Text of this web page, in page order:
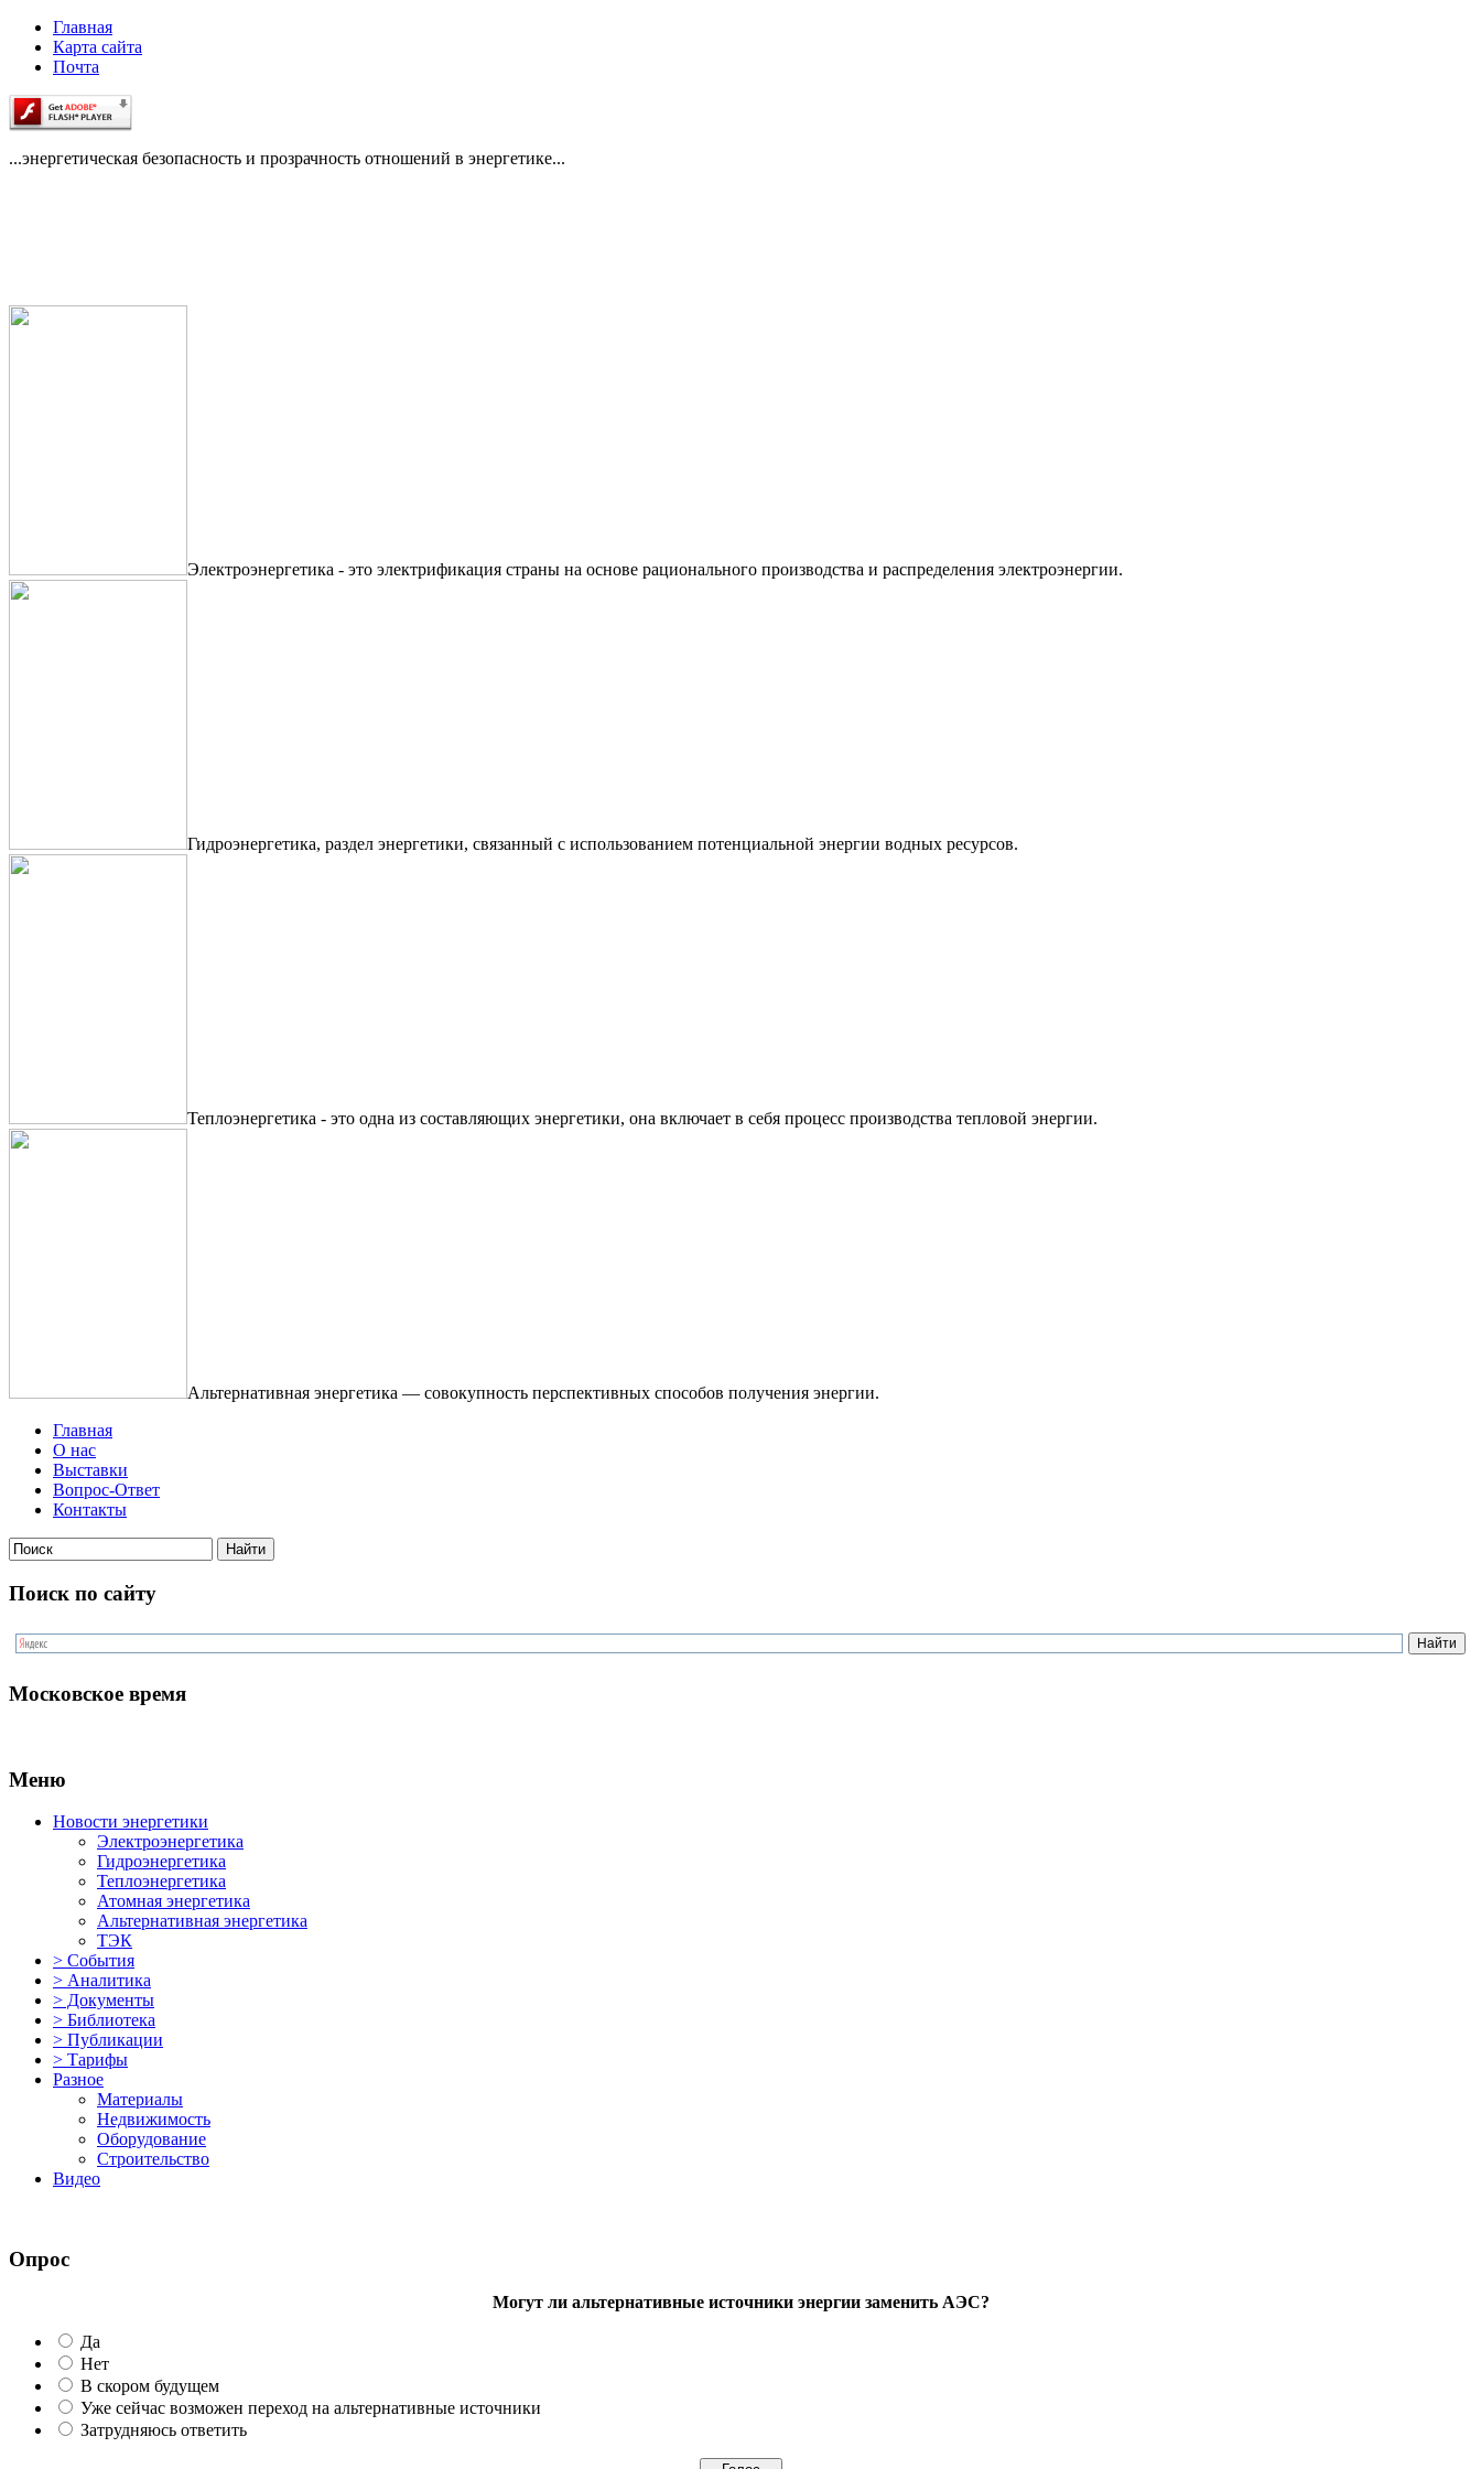
Главная
Карта сайта
Почта
...энергетическая безопасность и прозрачность отношений в энергетике...
Электроэнергетика - это электрификация страны на основе рационального производства и распределения электроэнергии.
Гидроэнергетика, раздел энергетики, связанный с использованием потенциальной энергии водных ресурсов.
Теплоэнергетика - это одна из составляющих энергетики, она включает в себя процесс производства тепловой энергии.
Альтернативная энергетика — совокупность перспективных способов получения энергии.
Главная
О нас
Выставки
Вопрос-Ответ
Контакты
Поиск по сайту
Московское время
Меню
Новости энергетики
Электроэнергетика
Гидроэнергетика
Теплоэнергетика
Атомная энергетика
Альтернативная энергетика
ТЭК
> События
> Аналитика
> Документы
> Библиотека
> Публикации
> Тарифы
Разное
Материалы
Недвижимость
Оборудование
Строительство
Видео
Опрос
Могут ли альтернативные источники энергии заменить АЭС?
Да
Нет
В скором будущем
Уже сейчас возможен переход на альтернативные источники
Затрудняюсь ответить